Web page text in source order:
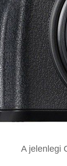
A jelenlegi